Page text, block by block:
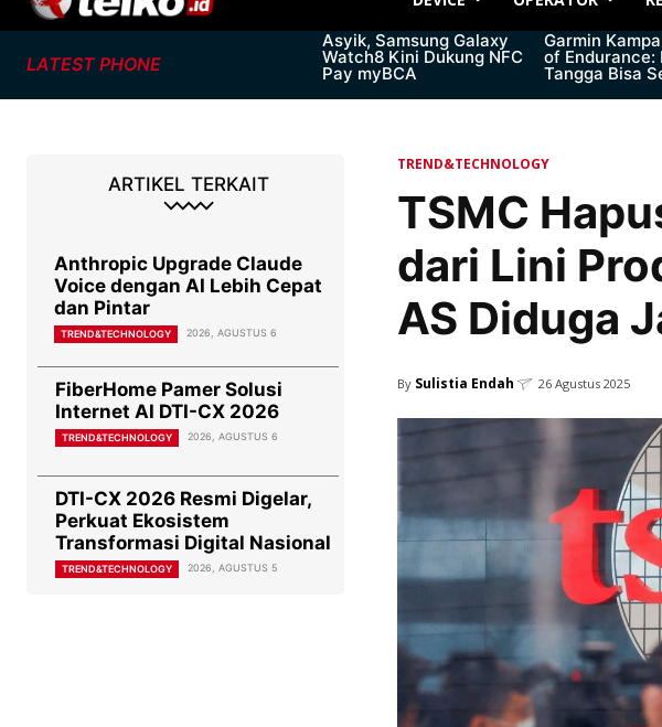
LATEST PHONE
Asyik, Samsung Galaxy
Watch8 Kini Dukung NFC
Pay myBCA
Garmin
of Endurance:
Tangga Bisa
ARTIKEL TERKAIT
Anthropic Upgrade Claude
Voice dengan AI Lebih Cepat
dan Pintar
TREND&TECHNOLOGY 2026, AGUSTUS 6
FiberHome Pamer Solusi
Internet AI DTI-CX 2026
TREND&TECHNOLOGY 2026, AGUSTUS 6
DTI-CX 2026 Resmi Digelar,
Perkuat Ekosistem
Transformasi Digital Nasional
TREND&TECHNOLOGY 2026, AGUSTUS 5
TREND&TECHNOLOGY
TSMC
dari Lini
AS Diduga
By Sulistia Endah 26 Agustus 2025